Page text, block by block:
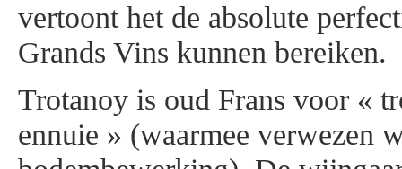
vertoont het de absolute
Grands Vins kunnen bereiken.
Trotanoy is oud Frans voor «
ennuie » (waarmee verwezen